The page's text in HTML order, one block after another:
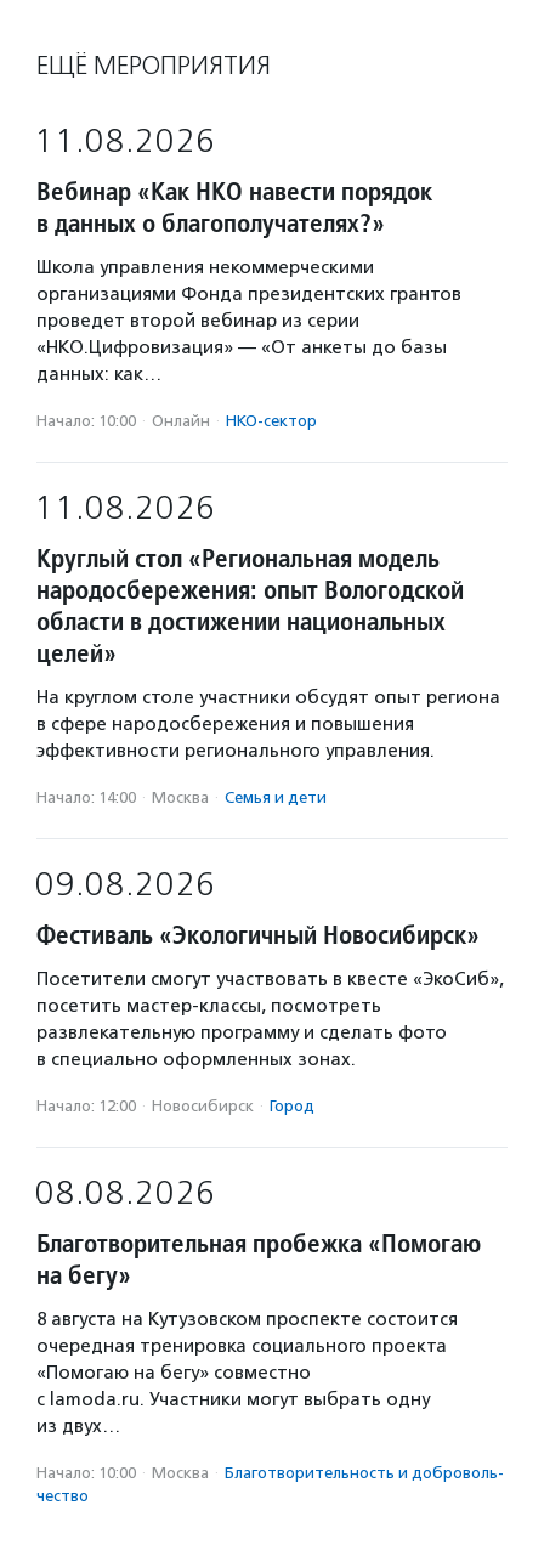
ЕЩЁ МЕРОПРИЯТИЯ
11.08.2026
Вебинар «Как НКО навести порядок
в данных о благополучателях?»
Школа управления некоммерческими
организациями Фонда президентских грантов
проведет второй вебинар из серии
«НКО.Цифровизация» — «От анкеты до базы
данных: как…
Начало: 10:00 · Онлайн · НКО-сектор
11.08.2026
Круглый стол «Региональная модель
народосбережения: опыт Вологодской
области в достижении национальных
целей»
На круглом столе участники обсудят опыт региона
в сфере народосбережения и повышения
эффективности регионального управления.
Начало: 14:00 · Москва · Семья и дети
09.08.2026
Фестиваль «Экологичный Новосибирск»
Посетители смогут участвовать в квесте «ЭкоСиб»,
посетить мастер-классы, посмотреть
развлекательную программу и сделать фото
в специально оформленных зонах.
Начало: 12:00 · Новосибирск · Город
08.08.2026
Благотворительная пробежка «Помогаю
на бегу»
8 августа на Кутузовском проспекте состоится
очередная тренировка социального проекта
«Помогаю на бегу» совместно
с lamoda.ru. Участники могут выбрать одну
из двух…
Начало: 10:00 · Москва · Благотвори­тель­ность и доброволь­
чест­во